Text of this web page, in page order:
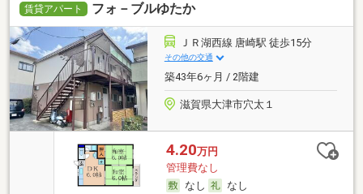
賃貸アパート フォ－ブルゆたか
ＪＲ湖西線 唐崎駅 徒歩15分
その他の交通
築43年6ヶ月 / 2階建
滋賀県大津市穴太１
4.20万円
管理費なし
なし
なし